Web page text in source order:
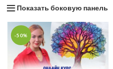
Показать боковую панель
-50%